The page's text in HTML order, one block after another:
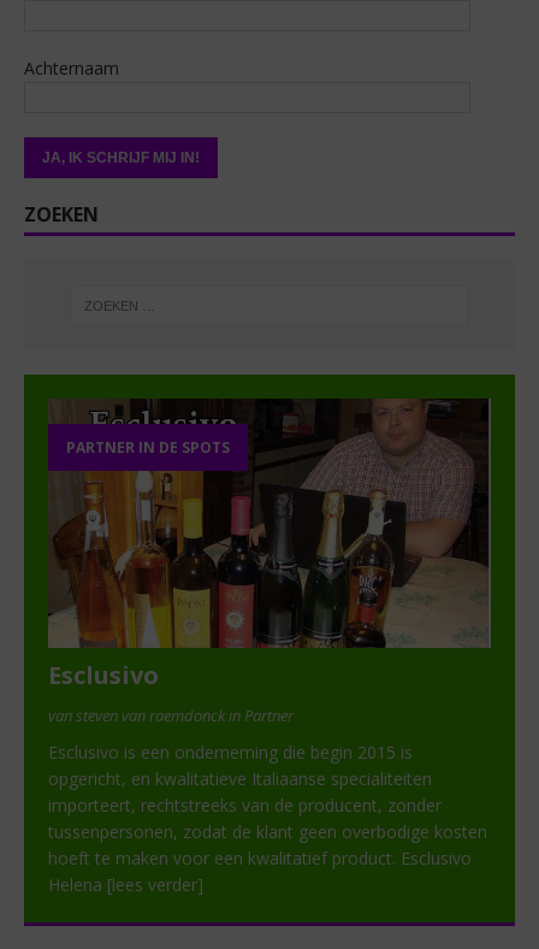
Achternaam
ZOEKEN
PARTNER IN DE SPOTS
Esclusivo
van steven van raemdonck in Partner
Esclusivo is een onderneming die begin 2015 is
opgericht, en kwalitatieve Italiaanse specialiteiten
importeert, rechtstreeks van de producent, zonder
tussenpersonen, zodat de klant geen overbodige kosten
hoeft te maken voor een kwalitatief product. Esclusivo
Helena [lees verder]